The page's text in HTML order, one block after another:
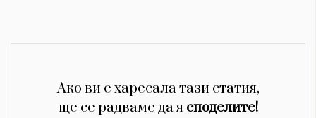
Ако ви е харесала тази статия,
ще се радваме да я споделите!